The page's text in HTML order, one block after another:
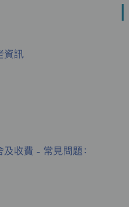
資訊
收費 - 常見問題：